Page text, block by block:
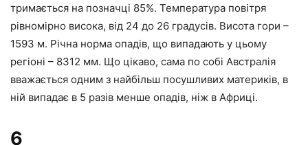
тримається на позначці 85%. Температура повітря
рівномірно висока, від 24 до 26 градусів. Висота гори –
1593 м. Річна норма опадів, що випадають у цьому
регіоні – 8312 мм. Що цікаво, сама по собі Австралія
вважається одним з найбільш посушливих материків, в
ній випадає в 5 разів менше опадів, ніж в Африці.
6